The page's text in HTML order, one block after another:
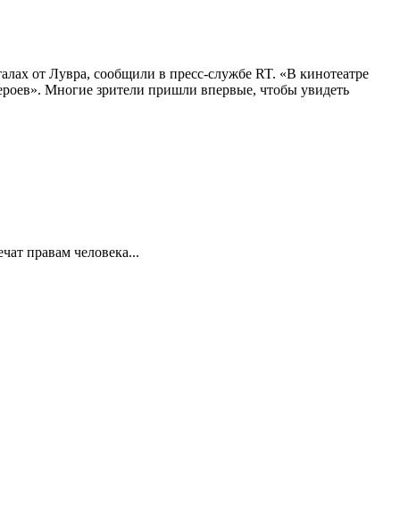
от Лувра, сообщили в пресс-службе RT. «В кинотеатре
Многие зрители пришли впервые, чтобы увидеть
правам человека...